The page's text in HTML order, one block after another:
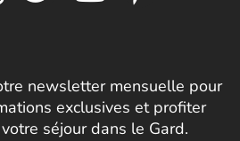
newsletter mensuelle pour
exclusives et profiter
séjour dans le Gard.